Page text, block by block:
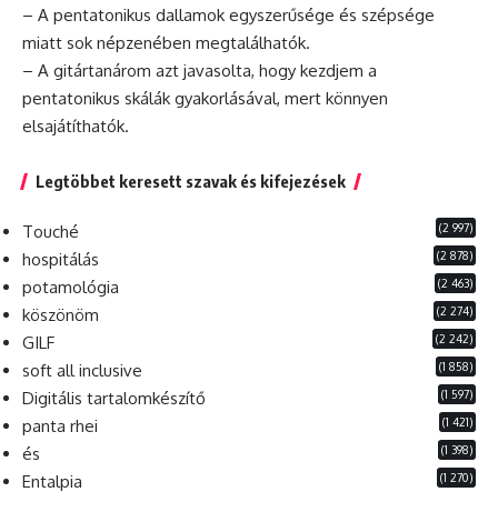
– A pentatonikus dallamok egyszerűsége és szépsége
miatt sok népzenében megtalálhatók.
– A gitártanárom azt javasolta, hogy kezdjem a
pentatonikus skálák gyakorlásával, mert könnyen
elsajátíthatók.
Legtöbbet keresett szavak és kifejezések
Touché (2 997)
hospitálás (2 878)
potamológia (2 463)
köszönöm (2 274)
GILF (2 242)
soft all inclusive (1 858)
Digitális tartalomkészítő (1 597)
panta rhei (1 421)
és (1 398)
Entalpia (1 270)